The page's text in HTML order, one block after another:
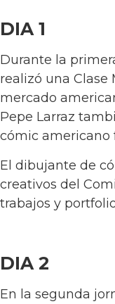
DIA 1
Durante la
realizó una Clase
mercado
Pepe Larraz
cómic americano
El dibujante de
creativos del
trabajos y
DIA 2
En la segunda